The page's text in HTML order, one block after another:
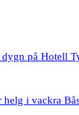
på Hotell
i vackra